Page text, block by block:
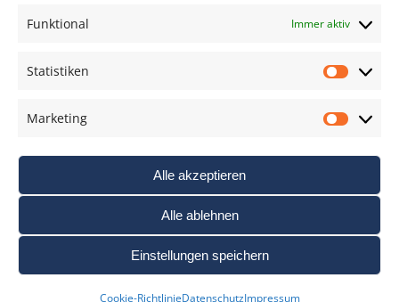
Funktional Immer aktiv
Statistiken
Marketing
Alle akzeptieren
Alle ablehnen
Einstellungen speichern
Cookie-RichtlinieDatenschutzImpressum